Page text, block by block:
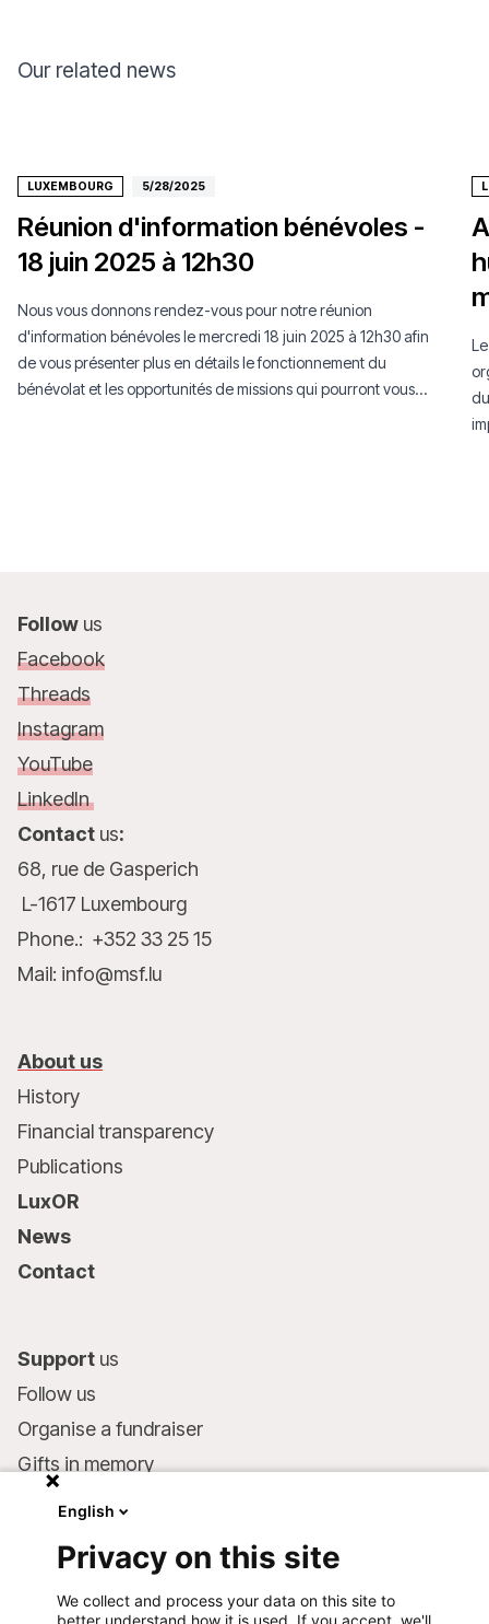
Our related news
LUXEMBOURG 5/28/2025
Réunion d'information bénévoles -
18 juin 2025 à 12h30
Nous vous donnons rendez-vous pour notre réunion
d'information bénévoles le mercredi 18 juin 2025 à 12h30 afin
de vous présenter plus en détails le fonctionnement du
bénévolat et les opportunités de missions qui pourront vous
Follow us
Facebook
Threads
Instagram
YouTube
LinkedIn
Contact us:
68, rue de Gasperich
L-1617 Luxembourg
Phone.: +352 33 25 15
Mail: info@msf.lu
About us
History
Financial transparency
Publications
LuxOR
News
Contact
Support us
Follow us
Organise a fundraiser
Gifts in memory
Make a donation
Bank account:
English
Privacy on this site
We collect and process your data on this site to
better understand how it is used. If you accept, we'll